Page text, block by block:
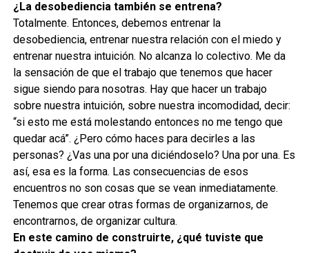
¿La desobediencia también se entrena?
Totalmente. Entonces, debemos entrenar la
desobediencia, entrenar nuestra relación con el miedo y
entrenar nuestra intuición. No alcanza lo colectivo. Me da
la sensación de que el trabajo que tenemos que hacer
sigue siendo para nosotras. Hay que hacer un trabajo
sobre nuestra intuición, sobre nuestra incomodidad, decir:
“si esto me está molestando entonces no me tengo que
quedar acá”. ¿Pero cómo haces para decirles a las
personas? ¿Vas una por una diciéndoselo? Una por una. Es
así, esa es la forma. Las consecuencias de esos
encuentros no son cosas que se vean inmediatamente.
Tenemos que crear otras formas de organizarnos, de
encontrarnos, de organizar cultura.
En este camino de construirte, ¿qué tuviste que